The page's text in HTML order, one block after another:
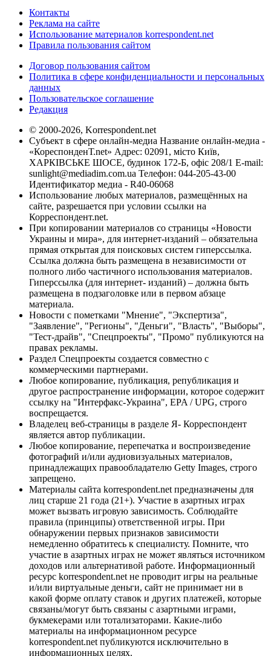
Контакты
Реклама на сайте
Использование материалов korrespondent.net
Правила пользования сайтом
Договор пользования сайтом
Политика в сфере конфиденциальности и персональных
данных
Пользовательское соглашение
Редакция
© 2000-2026, Korrespondent.net
Субъект в сфере онлайн-медиа Название онлайн-медиа -
«КореспонденТ.net» Адрес: 02091, місто Київ,
ХАРКІВСЬКЕ ШОСЕ, будинок 172-Б, офіс 208/1 E-mail:
sunlight@mediadim.com.ua Телефон: 044-205-43-00
Идентификатор медиа - R40-06068
Использование любых материалов, размещённых на
сайте, разрешается при условии ссылки на
Корреспондент.net.
При копировании материалов со страницы «Новости
Украины и мира», для интернет-изданий – обязательна
прямая открытая для поисковых систем гиперссылка.
Ссылка должна быть размещена в независимости от
полного либо частичного использования материалов.
Гиперссылка (для интернет- изданий) – должна быть
размещена в подзаголовке или в первом абзаце
материала.
Новости с пометками "Мнение", "Экспертиза",
"Заявление", "Регионы", "Деньги", "Власть", "Выборы",
"Тест-драйв", "Спецпроекты", "Промо" публикуются на
правах рекламы.
Раздел Спецпроекты создается совместно с
коммерческими партнерами.
Любое копирование, публикация, републикация и
другое распространение информации, которое содержит
ссылку на "Интерфакс-Украина", EPA / UPG, строго
воспрещается.
Владелец веб-страницы в разделе Я- Корреспондент
является автор публикации.
Любое копирование, перепечатка и воспроизведение
фотографий и/или аудиовизуальных материалов,
принадлежащих правообладателю Getty Images, строго
запрещено.
Материалы сайта korrespondent.net предназначены для
лиц старше 21 года (21+). Участие в азартных играх
может вызвать игровую зависимость. Соблюдайте
правила (принципы) ответственной игры. При
обнаружении первых признаков зависимости
немедленно обратитесь к специалисту. Помните, что
участие в азартных играх не может являться источником
доходов или альтернативой работе. Информационный
ресурс korrespondent.net не проводит игры на реальные
и/или виртуальные деньги, сайт не принимает ни в
какой форме оплату ставок и других платежей, которые
связаны/могут быть связаны с азартными играми,
букмекерами или тотализаторами. Какие-либо
материалы на информационном ресурсе
korrespondent.net публикуются исключительно в
информационных целях.